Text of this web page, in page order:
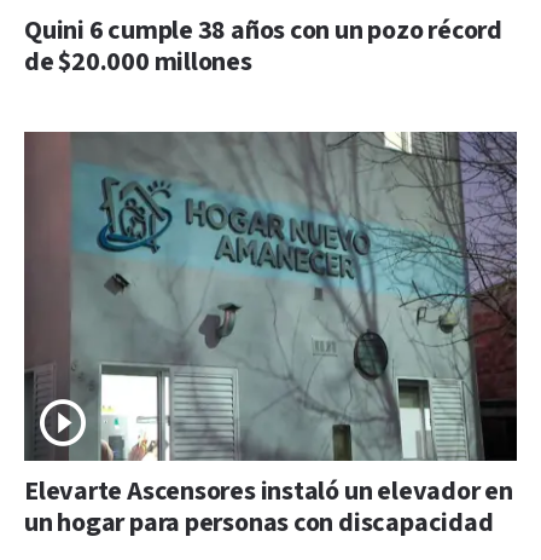
Quini 6 cumple 38 años con un pozo récord
de $20.000 millones
Elevarte Ascensores instaló un elevador en
un hogar para personas con discapacidad